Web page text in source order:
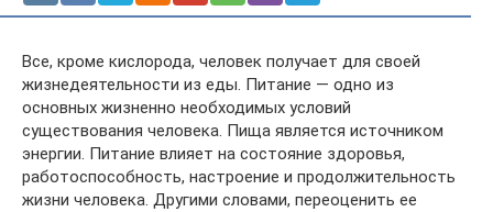
Все, кроме кислорода, человек получает для своей
жизнедеятельности из еды. Питание ― одно из
основных жизненно необходимых условий
существования человека. Пища является источником
энергии. Питание влияет на состояние здоровья,
работоспособность, настроение и продолжительность
жизни человека. Другими словами, переоценить ее